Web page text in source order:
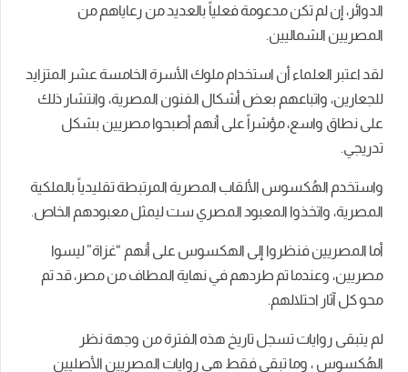
الدوائر، إن لم تكن مدعومة فعلياً بالعديد من رعاياهم من
المصريين الشماليين.
لقد اعتبر العلماء أن استخدام ملوك الأسرة الخامسة عشر المتزايد
للجعارين، واتباعهم بعض أشكال الفنون المصرية، وانتشار ذلك
على نطاق واسع، مؤشراً على أنهم أصبحوا مصريين بشكل
تدريجي.
واستخدم الهُكسوس الألقاب المصرية المرتبطة تقليدياً بالملكية
المصرية، واتخذوا المعبود المصري ست ليمثل معبودهم الخاص.
أما المصريين فنظروا إلى الهكسوس على أنهم “غزاة” ليسوا
مصريين، وعندما تم طردهم في نهاية المطاف من مصر، قد تم
محو كل آثار احتلالهم.
لم يتبقى روايات تسجل تاريخ هذه الفترة من وجهة نظر
الهُكسوس ، وما تبقى فقط هي روايات المصريين الأصليين